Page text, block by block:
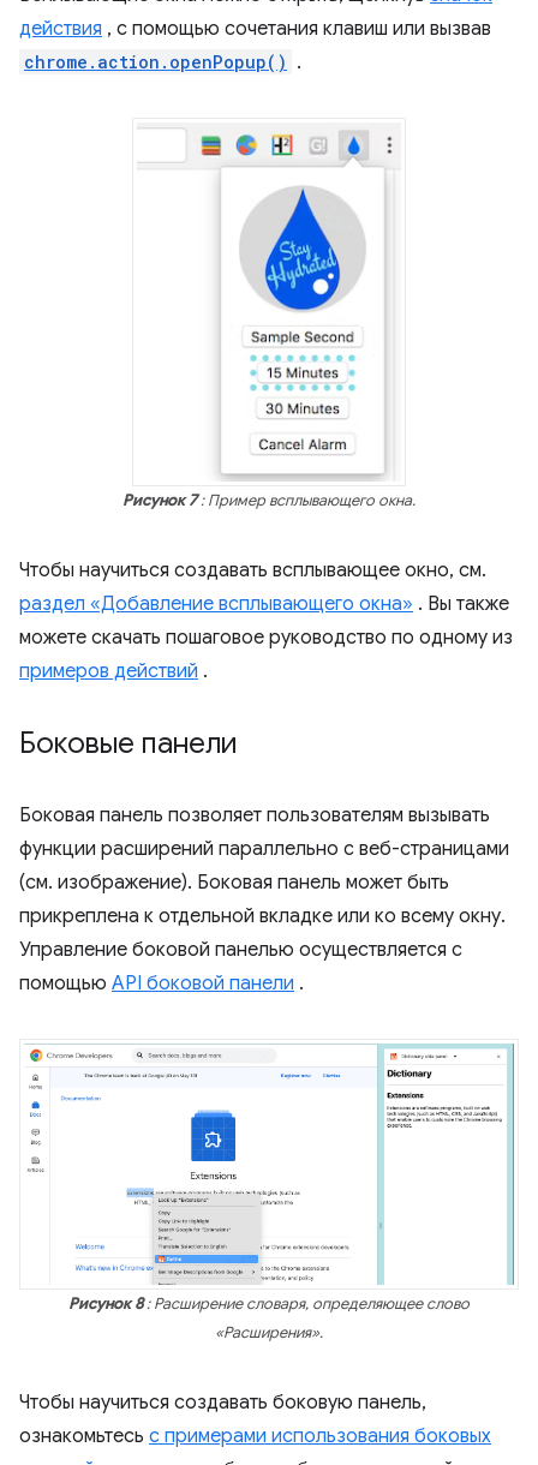
действия , с помощью сочетания клавиш или вызвав
chrome.action.openPopup() .
Рисунок 7: Пример всплывающего окна.
Чтобы научиться создавать всплывающее окно, см.
раздел «Добавление всплывающего окна» . Вы также
можете скачать пошаговое руководство по одному из
примеров действий .
Боковые панели
Боковая панель позволяет пользователям вызывать
функции расширений параллельно с веб-страницами
(см. изображение). Боковая панель может быть
прикреплена к отдельной вкладке или ко всему окну.
Управление боковой панелью осуществляется с
помощью API боковой панели .
Рисунок 8: Расширение словаря, определяющее слово
«Расширения».
Чтобы научиться создавать боковую панель,
ознакомьтесь с примерами использования боковых